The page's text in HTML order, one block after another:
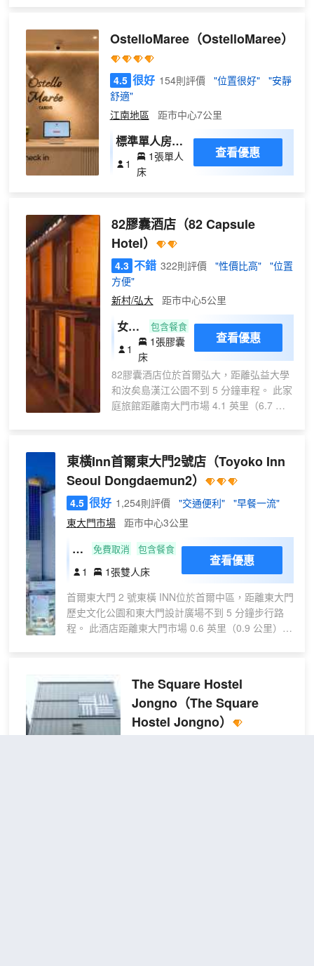
在某些客房中，您可以找到沖泡咖啡
或茶的器具。 值得注意的是，部分客
您提供便利。 您想要自己做飯嗎？如
的烹飪設備。
部、室內游泳池和桑拿等眾多度假設施。
此酒店還提供免費 WiFi、禮賓服務和婚慶
服務。 酒店設有多家餐飲設施，包括 2 間
餐廳和咖啡館。您可以選擇在Manhattan
Grill and Bar簡單吃一點。您可以到酒吧/
天 07:00 至 09:30 提供收費的自助式早
餐。 特色服務/設施包括商務中心、乾洗/
洗衣服務和24 小時前台服務。這家酒店的
活動設施包括會議中心和6 間會議室。酒
的舒適。提供免費無線網絡，方便您與朋
友保持聯繫；數碼頻道可滿足您的娛樂需
求。配備淋浴/盆浴組合的私人浴室提供浸
泡浴缸和坐浴桶。便利設施包括可存放筆
記本電腦的保險箱和書桌，以及帶有免費
OstelloMaree（OstelloMaree）
4.5 很好 154則評價 "位置很好"
"安靜
舒適"
江南地區
距市中心7公里
標準單人房
（床位房）
（僅女生入
1
1張單人
床
查看優惠
82膠囊酒店（82 Capsule
Hotel）
4.3 不錯 322則評價 "性價比高"
"位置
方便"
新村/弘大
距市中心5公里
女性
專用
宿舍
（膠
囊）
(床
包含餐食
1
1張膠囊
床
查看優惠
82膠囊酒店位於首爾弘大，距離弘益大學
和汝矣島漢江公園不到 5 分鐘車程。 此家
庭旅館距離南大門市場 4.1 英里（6.7 公
08:30 至 10:00 提供免費的英式早餐。 前
台只在規定時段有服務人員值班。 酒店的
38 間客房定能讓您在旅途中找到家的舒
適。提供免費無線網絡，方便您與朋友保
利設施包括書桌和免費瓶裝水；而且每天
提供客房服務。
東橫Inn首爾東大門2號店（Toyoko Inn
Seoul Dongdaemun2）
4.5 很好 1,254則評價 "交通便利"
"早餐一流"
東大門市場
距市中心3公里
單
人
免費取消 包含餐食
1 1張雙人床
查看優惠
首爾東大門 2 號東橫 INN位於首爾中區，距離東大門
歷史文化公園和東大門設計廣場不到 5 分鐘步行路
程。 此酒店距離東大門市場 0.6 英里（0.9 公里），
24 小時前台服務、行李寄存和洗衣設施。 有 207 間
客房提供冰箱和平板電視；您定能在旅途中找到家的
舒適。提供免費有線和無線上網，方便您與朋友保持
聯繫；另提供有線頻道，可滿足您的娛樂需求。配備
The Square Hostel
Jongno（The Square
Hostel Jongno）